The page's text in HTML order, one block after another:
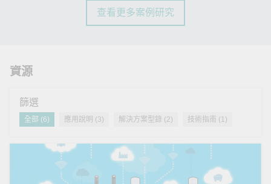
查看更多案例研究
資源
篩選
全部 (6) 應用說明 (3) 解決方案型錄 (2) 技術指南 (1)